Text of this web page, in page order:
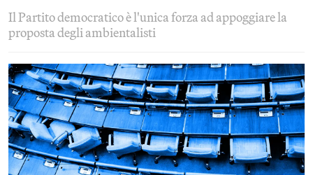
Il Partito democratico è l'unica forza ad appoggiare la
proposta degli ambientalisti